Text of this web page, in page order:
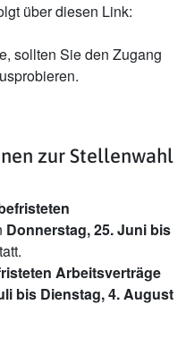
über diesen Link:
sollten Sie den Zugang
zur Stellenwahl
Donnerstag, 25. Juni bis
Arbeitsverträge
bis Dienstag, 4. August